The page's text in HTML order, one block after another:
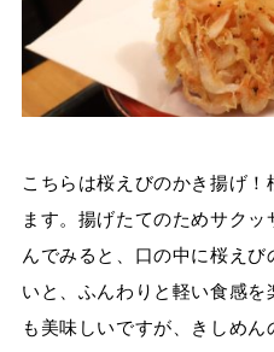
こちらは桜えびのかき揚げ
ます。揚げたてのためサク
んでみると、口の中に桜え
いと、ふんわりと軽い食感
も美味しいですが、きしめ